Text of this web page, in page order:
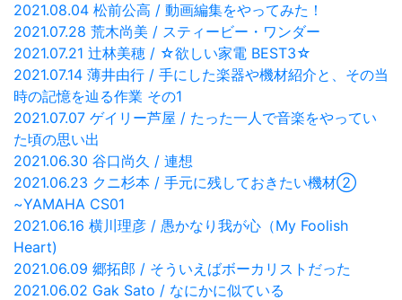
2021.08.04 松前公高 / 動画編集をやってみた！
2021.07.28 荒木尚美 / スティービー・ワンダー
2021.07.21 辻林美穂 / ☆欲しい家電 BEST3☆
2021.07.14 薄井由行 / 手にした楽器や機材紹介と、その当
時の記憶を辿る作業 その1
2021.07.07 ゲイリー芦屋 / たった一人で音楽をやってい
た頃の思い出
2021.06.30 谷口尚久 / 連想
2021.06.23 クニ杉本 / 手元に残しておきたい機材②
~YAMAHA CS01
2021.06.16 横川理彦 / 愚かなり我が心（My Foolish
Heart)
2021.06.09 郷拓郎 / そういえばボーカリストだった
2021.06.02 Gak Sato / なにかに似ている